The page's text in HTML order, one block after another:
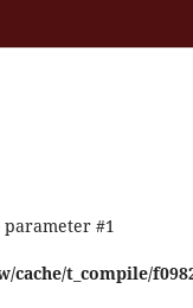
parameter #1
t_compile/